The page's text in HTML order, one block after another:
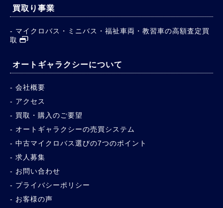
買取り事業
マイクロバス・ミニバス・福祉車両・教習車の高額査定買
取
オートギャラクシーについて
会社概要
アクセス
買取・購入のご要望
オートギャラクシーの売買システム
中古マイクロバス選びの7つのポイント
求人募集
お問い合わせ
プライバシーポリシー
お客様の声